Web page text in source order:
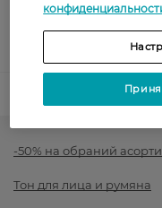
Послеоплата
-50% на обраний
Тон для лица и румяна